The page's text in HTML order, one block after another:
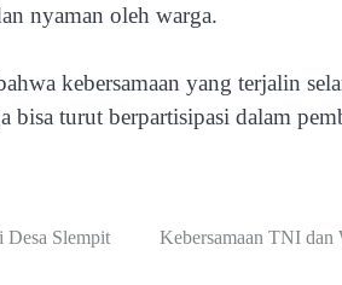
nyaman oleh warga.
kebersamaan yang terjalin
bisa turut berpartisipasi dalam
Desa Slempit
Kebersamaan TNI dan